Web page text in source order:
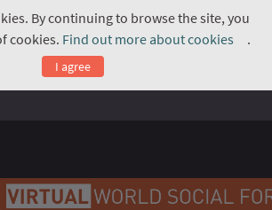
By continuing to browse the site, you
cookies. Find out more about cookies
.
I agree